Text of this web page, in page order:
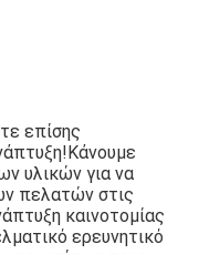
υλικών για να
πελατών στις
καινοτομίας
ερευνητικό
με τους